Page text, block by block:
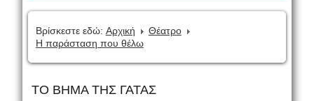
Βρίσκεστε εδώ: Αρχική
Θέατρο
Η παράσταση που θέλω
ΤΟ ΒΗΜΑ ΤΗΣ ΓΑΤΑΣ